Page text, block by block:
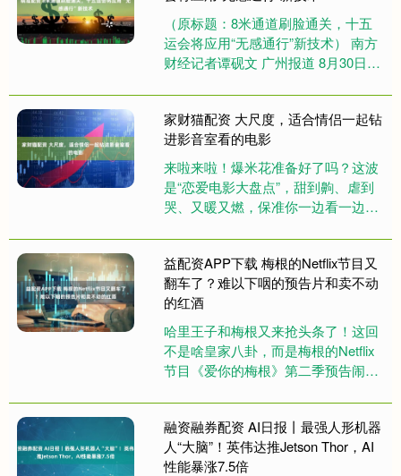
（原标题：8米通道刷脸通关，十五
运会将应用“无感通行”新技术） 南方
财经记者谭砚文 广州报道 8月30日，
人士科技创新工作推....
家财猫配资 大尺度，适合情侣一起钻
进影音室看的电影
来啦来啦！爆米花准备好了吗？这波
是“恋爱电影大盘点”，甜到齁、虐到
哭、又暖又燃，保准你一边看一边
嘛！”???? --- ?? 《我....
益配资APP下载 梅根的Netflix节目又
翻车了？难以下咽的预告片和卖不动
的红酒
哈里王子和梅根又来抢头条了！这回
不是啥皇家八卦，而是梅根的Netflix
节目《爱你的梅根》第二季预告闹了
在Instagram....
融资融券配资 AI日报丨最强人形机器
人“大脑”！英伟达推Jetson Thor，AI
性能暴涨7.5倍